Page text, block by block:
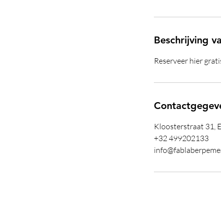
Beschrijving
Reserveer hier
Kloosterstraat 31,
+32 499202133